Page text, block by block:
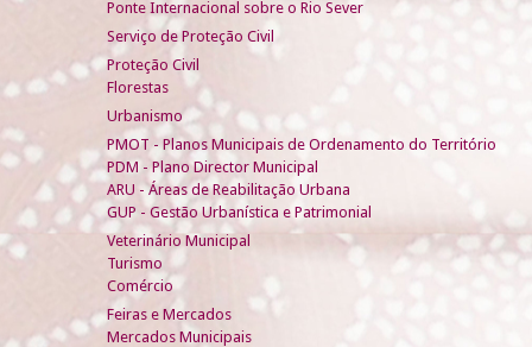
Ponte Internacional sobre o Rio Sever
Serviço de Proteção Civil
Proteção Civil
Florestas
Urbanismo
PMOT - Planos Municipais de Ordenamento do Território
PDM - Plano Director Municipal
ARU - Áreas de Reabilitação Urbana
GUP - Gestão Urbanística e Patrimonial
Veterinário Municipal
Turismo
Comércio
Feiras e Mercados
Mercados Municipais